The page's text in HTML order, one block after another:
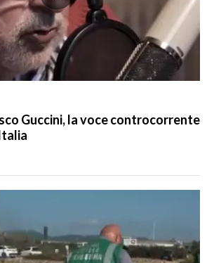
Guccini, la voce controcorrente